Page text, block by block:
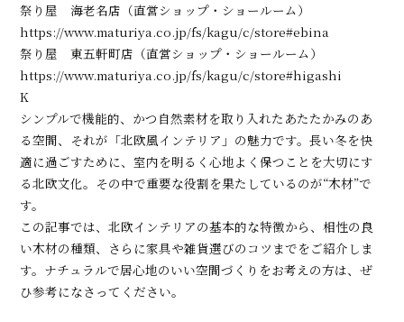
祭り屋 海老名店（直営ショップ・ショールーム）
https://www.maturiya.co.jp/fs/kagu/c/store#ebina
祭り屋 東五軒町店（直営ショップ・ショールーム）
https://www.maturiya.co.jp/fs/kagu/c/store#higashi
K
シンプルで機能的、かつ自然素材を取り入れたあたたかみのあ
る空間、それが「北欧風インテリア」の魅力です。長い冬を快
適に過ごすために、室内を明るく心地よく保つことを大切にす
る北欧文化。その中で重要な役割を果たしているのが“木材”で
す。
この記事では、北欧インテリアの基本的な特徴から、相性の良
い木材の種類、さらに家具や雑貨選びのコツまでをご紹介しま
す。ナチュラルで居心地のいい空間づくりをお考えの方は、ぜ
ひ参考になさってください。